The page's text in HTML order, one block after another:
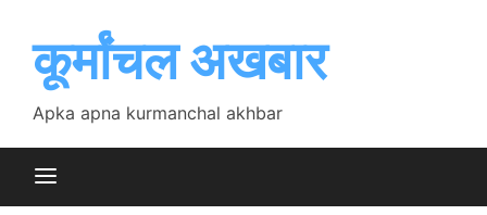
contentकूर्मांचल अखबार
Apka apna kurmanchal akhbar